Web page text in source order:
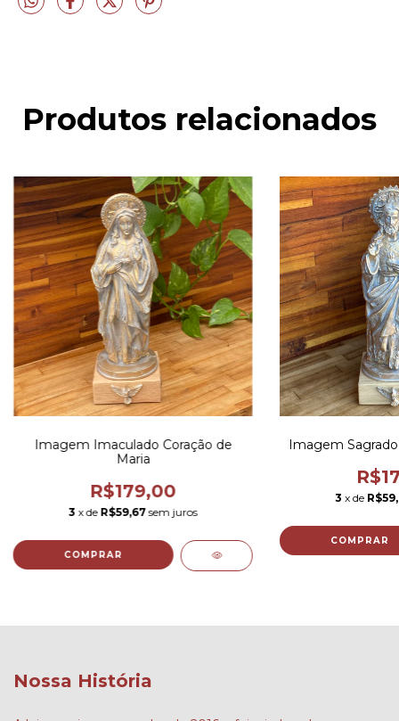
Produtos relacionados
Imagem Imaculado Coração de
Maria
R$179,00
3 x de R$59,67 sem juros
COMPRAR
Imagem
3 x de
COMPRAR
Nossa História